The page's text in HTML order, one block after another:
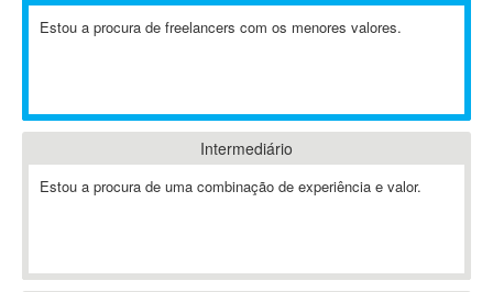
A-GPS
ABAP
Abaqus
ABBYY FineReader
Ableton
Estou a procura de freelancers com os menores valores.
Intermediário
Estou a procura de uma combinação de experiência e valor.